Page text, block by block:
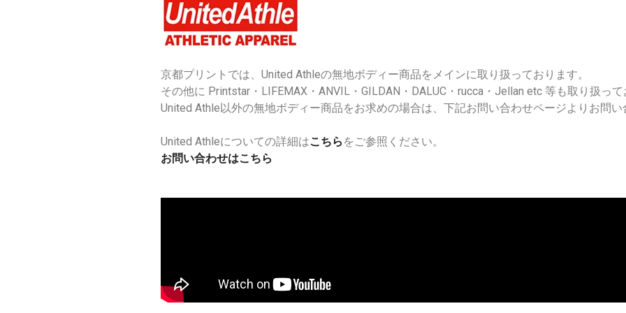
京都プリントでは、United Athleの無地ボディー商品をメインに取り扱っております。
その他に Printstar・LIFEMAX・ANVIL・GILDAN・DALUC・rucca・Jellan etc 等も取り扱って
United Athle以外の無地ボディー商品をお求めの場合は、下記お問い合わせページよりお問い
United Athleについての詳細はこちら をご参照ください。
お問い合わせはこちら